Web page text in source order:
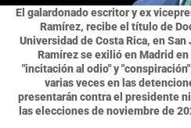
El galardonado escritor y ex
Ramírez, recibe el título de
Universidad de Costa Rica, en
Ramírez se exilió en Madrid
"incitación al odio" y
varias veces en las
presentarán contra el presidente
las elecciones de noviembre de